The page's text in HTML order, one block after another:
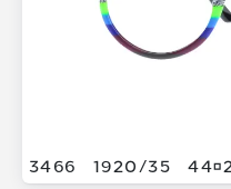
3466 1920/35